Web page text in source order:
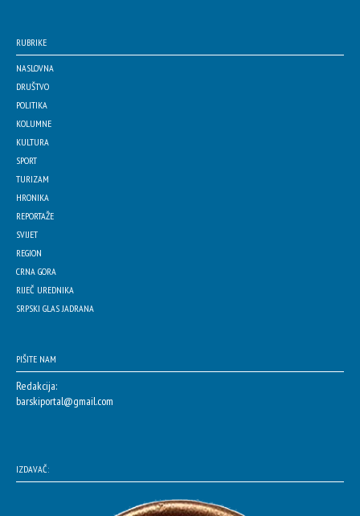
RUBRIKE
NASLOVNA
DRUŠTVO
POLITIKA
KOLUMNE
KULTURA
SPORT
TURIZAM
HRONIKA
REPORTAŽE
SVIJET
REGION
CRNA GORA
RIJEČ UREDNIKA
SRPSKI GLAS JADRANA
PIŠITE NAM
Redakcija:
barskiportal@gmail.com
IZDAVAČ: